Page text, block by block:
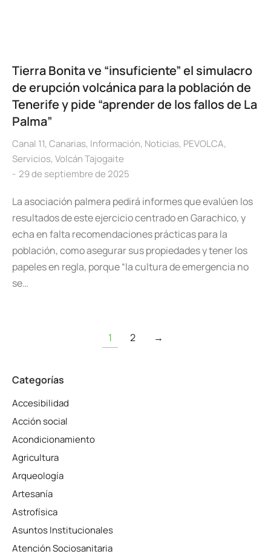
Tierra Bonita ve “insuficiente” el simulacro
de erupción volcánica para la población de
Tenerife y pide “aprender de los fallos de La
Palma”
Canal 11, Canarias, Información, Noticias, PEVOLCA,
Servicios, Volcán Tajogaite
29 de septiembre de 2025
La asociación palmera pedirá informes que evalúen los
resultados de este ejercicio centrado en Garachico, y
echa en falta recomendaciones prácticas para la
población, como asegurar sus propiedades y tener los
papeles en regla, porque “la cultura de emergencia no
se…
1 2 →
Categorías
Accesibilidad
Acción social
Acondicionamiento
Agricultura
Arqueología
Artesanía
Astrofísica
Asuntos Institucionales
Atención Sociosanitaria